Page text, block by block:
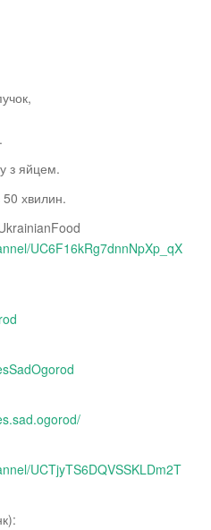
з яйцем.
50 хвилин.
UC6F16kRg7dnnNpXp_qX
UCTjyTS6DQVSSKLDm2T